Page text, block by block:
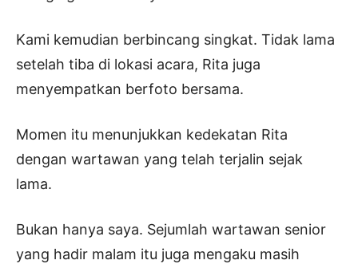
Kami kemudian berbincang singkat. Tidak lama
setelah tiba di lokasi acara, Rita juga
menyempatkan berfoto bersama.
Momen itu menunjukkan kedekatan Rita
dengan wartawan yang telah terjalin sejak
lama.
Bukan hanya saya. Sejumlah wartawan senior
yang hadir malam itu juga mengaku masih